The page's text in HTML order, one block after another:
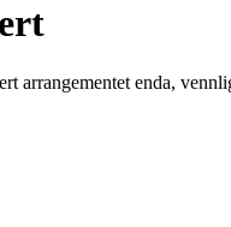
arrangementet enda,